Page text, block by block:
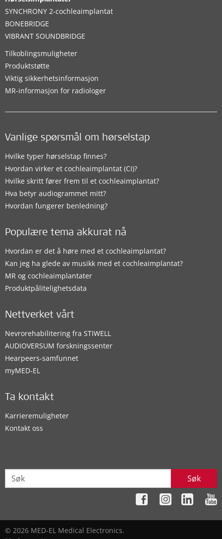
SYNCHRONY 2-cochleaimplantat
BONEBRIDGE
VIBRANT SOUNDBRIDGE
Tilkoblingsmuligheter
Produktstøtte
Viktig sikkerhetsinformasjon
MR-informasjon for radiologer
Vanlige spørsmål om hørselstap
Hvilke typer hørselstap finnes?
Hvordan virker et cochleaimplantat (CI)?
Hvilke skritt fører frem til et cochleaimplantat?
Hva betyr audiogrammet mitt?
Hvordan fungerer benledning?
Populære tema akkurat nå
Hvordan er det å høre med et cochleaimplantat?
Kan jeg ha glede av musikk med et cochleaimplantat?
MR og cochleaimplantater
Produktpålitelighetsdata
Nettverket vårt
Nevrorehabilitering fra STIWELL
AUDIOVERSUM forskningssenter
Hearpeers-samfunnet
myMED‑EL
Ta kontakt
Karrieremuligheter
Kontakt oss
Søk
© 2026 MED-EL Medical Electronics.